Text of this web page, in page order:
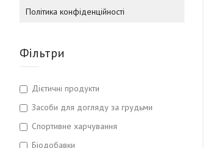
Політика конфіденційності
Фільтри
Дієтичні продукти
Засоби для догляду за грудьми
Спортивне харчування
Біодобавки